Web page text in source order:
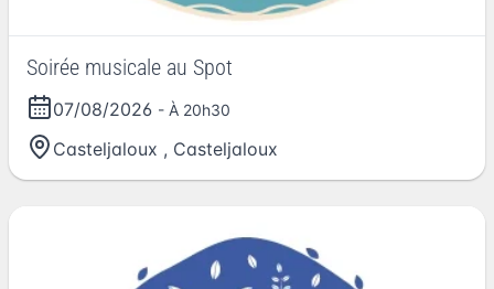
Soirée musicale au Spot
07/08/2026 - À 20h30
Casteljaloux , Casteljaloux